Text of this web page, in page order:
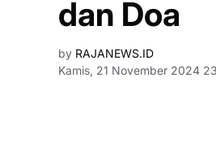
dan Doa
by RAJANEWS.ID
Kamis, 21 November 2024